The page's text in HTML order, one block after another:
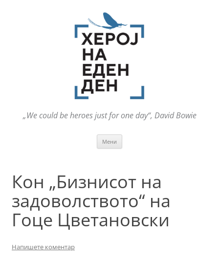
„We could be heroes just for one day“, David Bowie
Мени
Кон „Бизнисот на
задоволството“ на
Гоце Цветановски
Напишете коментар